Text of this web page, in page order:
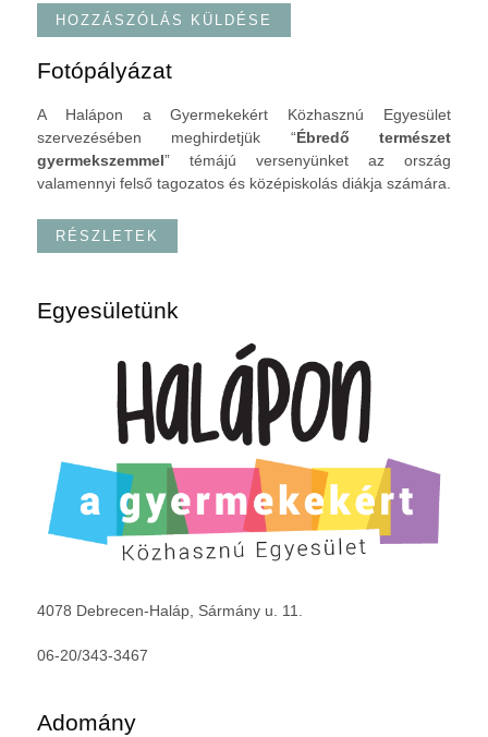
Fotópályázat
A Halápon a Gyermekekért Közhasznú Egyesület
szervezésében meghirdetjük “Ébredő természet
gyermekszemmel” témájú versenyünket az ország
valamennyi felső tagozatos és középiskolás diákja számára.
RÉSZLETEK
Egyesületünk
4078 Debrecen-Haláp, Sármány u. 11.
06-20/343-3467
Adomány